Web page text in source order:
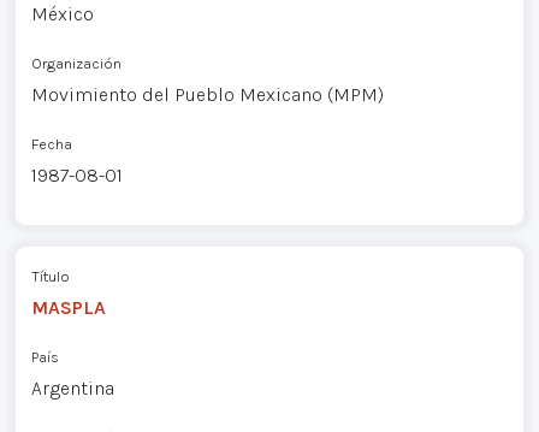
México
Organización
Movimiento del Pueblo Mexicano (MPM)
Fecha
1987-08-01
Título
MASPLA
País
Argentina